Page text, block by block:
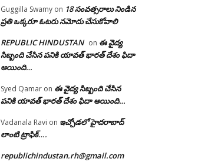
Guggilla Swamy on 18 సంవత్సరాలు నిండిన
ప్రతి ఒక్కరూ ఓటరు నమోదు చేసుకోవాలి
REPUBLIC HINDUSTAN on ఈ వైద్య
సిబ్బంది చేసిన పనికి యావత్ భారత్ దేశం ఫిదా
అయింది…
Syed Qamar on ఈ వైద్య సిబ్బంది చేసిన
పనికి యావత్ భారత్ దేశం ఫిదా అయింది…
Vadanala Ravi on ఇచ్చోడలో హైదరాబాద్
లాంటి ట్రాఫిక్….
republichindustan.rh@gmail.com